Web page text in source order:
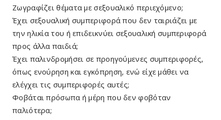
Ζωγραφίζει θέματα με σεξουαλικό περιεχόμενο;
Έχει σεξουαλική συμπεριφορά που δεν ταιριάζει με
την ηλικία του ή επιδεικνύει σεξουαλική συμπεριφορά
προς άλλα παιδιά;
Έχει παλινδρομήσει σε προηγούμενες συμπεριφορές,
όπως ενούρηση και εγκόπρηση, ενώ είχε μάθει να
ελέγχει τις συμπεριφορές αυτές;
Φοβάται πρόσωπα ή μέρη που δεν φοβόταν
παλιότερα;